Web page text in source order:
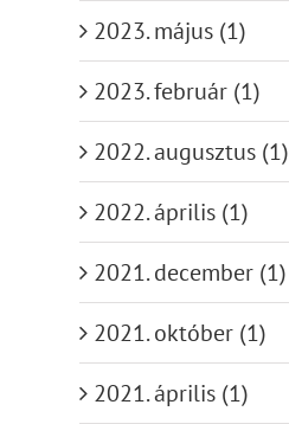
2023. május (1)
2023. február (1)
2022. augusztus (1)
2022. április (1)
2021. december (1)
2021. október (1)
2021. április (1)